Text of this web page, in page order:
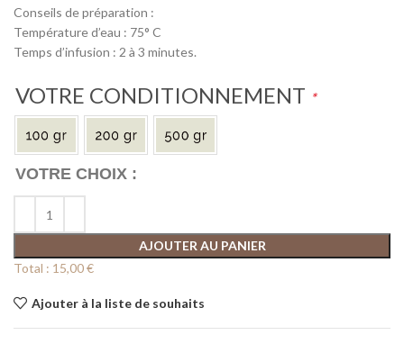
Conseils de préparation :
Température d’eau : 75° C
Temps d’infusion : 2 à 3 minutes.
VOTRE CONDITIONNEMENT *
AJOUTER AU PANIER
Total : 15,00 €
Ajouter à la liste de souhaits